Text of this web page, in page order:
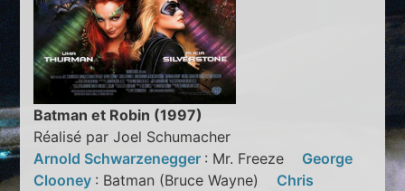
Batman et Robin (1997)
Réalisé par Joel Schumacher
Arnold Schwarzenegger : Mr. Freeze George
Clooney : Batman (Bruce Wayne) Chris